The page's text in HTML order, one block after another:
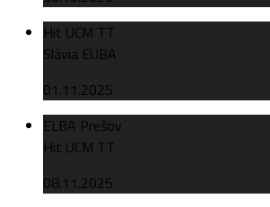
Hit UCM TT
Slávia EUBA
01.11.2025
ELBA Prešov
Hit UCM TT
08.11.2025